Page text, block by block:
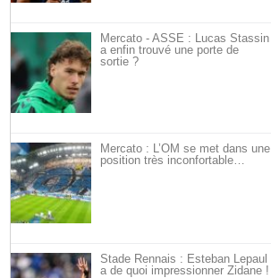
Mercato - ASSE : Lucas Stassin
a enfin trouvé une porte de
sortie ?
Mercato : L’OM se met dans une
position très inconfortable…
Stade Rennais : Esteban Lepaul
a de quoi impressionner Zidane !